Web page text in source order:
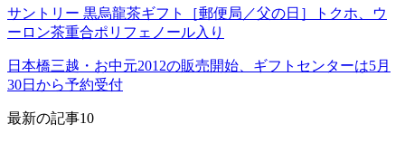
サントリー 黒烏龍茶ギフト［郵便局／父の日］トクホ、ウ
ーロン茶重合ポリフェノール入り
日本橋三越・お中元2012の販売開始、ギフトセンターは5月
30日から予約受付
最新の記事10